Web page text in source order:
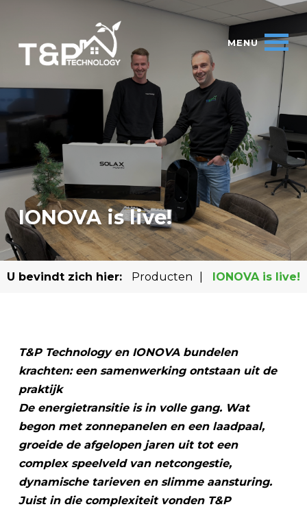
IONOVA is live!
U bevindt zich hier: Producten IONOVA is live!
T&P Technology en IONOVA bundelen
krachten: een samenwerking ontstaan uit de
praktijk
De energietransitie is in volle gang. Wat
begon met zonnepanelen en een laadpaal,
groeide de afgelopen jaren uit tot een
complex speelveld van netcongestie,
dynamische tarieven en slimme aansturing.
Juist in die complexiteit vonden T&P